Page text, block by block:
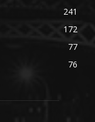
241
172
77
76